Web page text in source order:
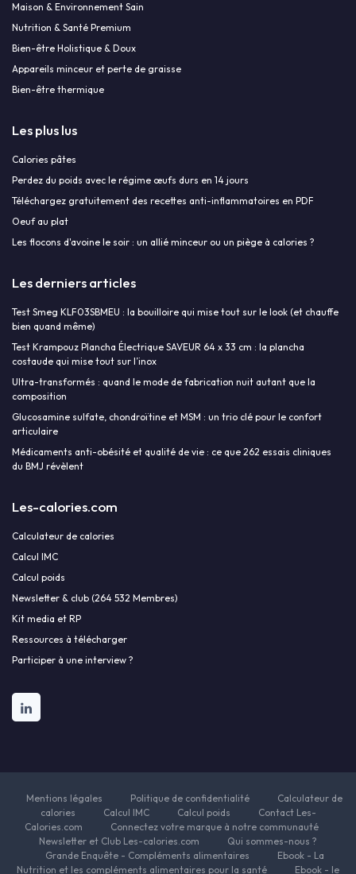
Maison & Environnement Sain
Nutrition & Santé Premium
Bien-être Holistique & Doux
Appareils minceur et perte de graisse
Bien-être thermique
Les plus lus
Calories pâtes
Perdez du poids avec le régime œufs durs en 14 jours
Téléchargez gratuitement des recettes anti-inflammatoires en PDF
Oeuf au plat
Les flocons d'avoine le soir : un allié minceur ou un piège à calories ?
Les derniers articles
Test Smeg KLF03SBMEU : la bouilloire qui mise tout sur le look (et chauffe
bien quand même)
Test Krampouz Plancha Électrique SAVEUR 64 x 33 cm : la plancha
costaude qui mise tout sur l’inox
Ultra-transformés : quand le mode de fabrication nuit autant que la
composition
Glucosamine sulfate, chondroïtine et MSM : un trio clé pour le confort
articulaire
Médicaments anti-obésité et qualité de vie : ce que 262 essais cliniques
du BMJ révèlent
Les-calories.com
Calculateur de calories
Calcul IMC
Calcul poids
Newsletter & club (264 532 Membres)
Kit media et RP
Ressources à télécharger
Participer à une interview ?
Mentions légales Politique de confidentialité
Calculateur de
calories
Calcul IMC Calcul poids
Contact Les-
Calories.com
Connectez votre marque à notre communauté
Newsletter et Club Les-calories.com
Qui sommes-nous ?
Grande Enquête - Compléments alimentaires
Ebook - La
Nutrition et les compléments alimentaires pour la santé
Ebook - le